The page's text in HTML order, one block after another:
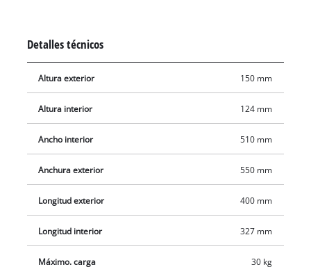
salpicaduras de agua, el contenido guardado está a salvo en
también se contribuye a proteger las herramientas Einhell
para que tengan una prolongada vida útil.
Detalles técnicos
Altura exterior 150 mm
Altura interior 124 mm
Ancho interior 510 mm
Anchura exterior 550 mm
Longitud exterior 400 mm
Longitud interior 327 mm
Máximo. carga 30 kg